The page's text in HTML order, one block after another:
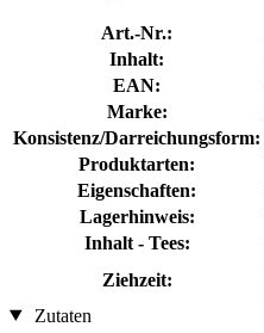
Art.-Nr.:
Inhalt:
EAN:
Marke:
Konsistenz/Darreichungsform:
Produktarten:
Eigenschaften:
Lagerhinweis:
Inhalt - Tees:
Ziehzeit:
Zutaten